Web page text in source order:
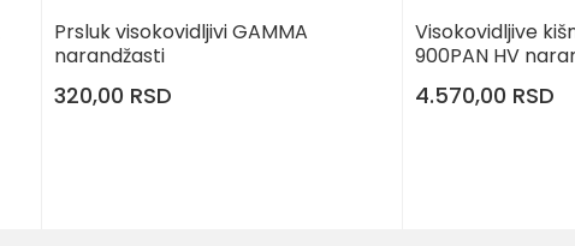
Prsluk visokovidljivi GAMMA
narandžasti
320,00 RSD
Visokovidljive
900PAN HV
4.570,00 RSD